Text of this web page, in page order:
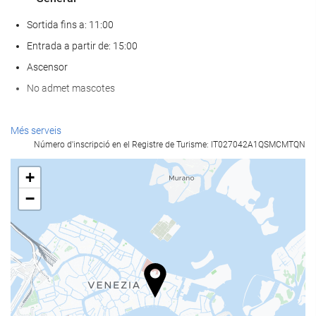
Sortida fins a: 11:00
Entrada a partir de: 15:00
Ascensor
No admet mascotes
Serveis de recepci?
Recepció 24 hores
Guardaequipatges
Menjar i beguda
Bar
Internet
WiFi gratuït
Més serveis
Número d'inscripció en el Registre de Turisme: IT027042A1QSMCMTQN
+
−